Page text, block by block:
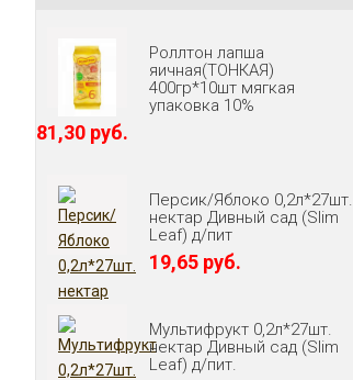
Роллтон лапша
яичная(ТОНКАЯ)
400гр*10шт мягкая
упаковка 10%
81,30 руб.
Персик/Яблоко 0,2л*27шт.
нектар Дивный сад (Slim
Leaf) д/пит
19,65 руб.
Мультифрукт 0,2л*27шт.
нектар Дивный сад (Slim
Leaf) д/пит.